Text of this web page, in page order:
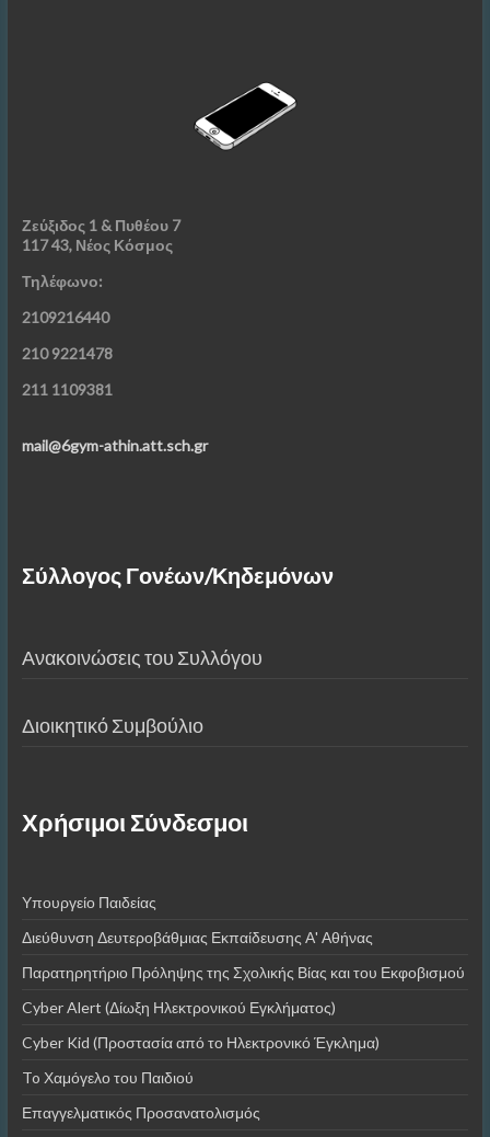
Ζεύξιδος 1 & Πυθέου 7
117 43, Νέος Κόσμος
Τηλέφωνο:
2109216440
210 9221478
211 1109381
mail@6gym-athin.att.sch.gr
Σύλλογος Γονέων/Κηδεμόνων
Ανακοινώσεις του Συλλόγου
Διοικητικό Συμβούλιο
Χρήσιμοι Σύνδεσμοι
Υπουργείο Παιδείας
Διεύθυνση Δευτεροβάθμιας Εκπαίδευσης Α' Αθήνας
Παρατηρητήριο Πρόληψης της Σχολικής Βίας και του Εκφοβισμού
Cyber Alert (Δίωξη Ηλεκτρονικού Εγκλήματος)
Cyber Kid (Προστασία από το Ηλεκτρονικό Έγκλημα)
To Χαμόγελο του Παιδιού
Επαγγελματικός Προσανατολισμός